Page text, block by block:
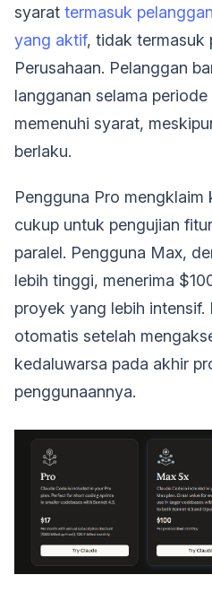
syarat termasuk
yang aktif, tidak termasuk
Perusahaan. Pelanggan
langganan selama
memenuhi syarat,
berlaku.
Pengguna Pro
cukup untuk pengujian
paralel. Pengguna Max,
lebih tinggi, menerima
proyek yang lebih
otomatis setelah
kedaluwarsa pada akhir
penggunaannya.